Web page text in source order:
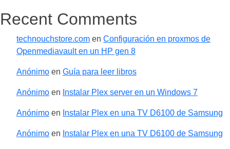
Recent Comments
technouchstore.com en Configuración en proxmos de
Openmediavault en un HP gen 8
Anónimo en Guía para leer libros
Anónimo en Instalar Plex server en un Windows 7
Anónimo en Instalar Plex en una TV D6100 de Samsung
Anónimo en Instalar Plex en una TV D6100 de Samsung